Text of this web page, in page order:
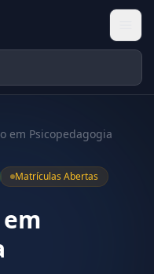
em Psicopedagogia
Matrículas Abertas